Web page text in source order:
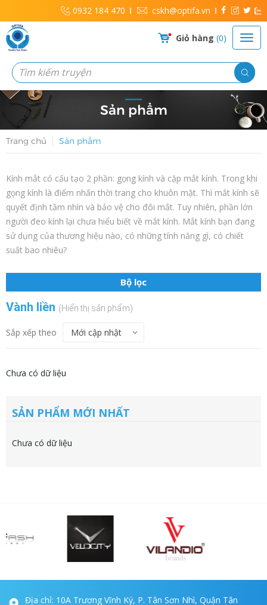
0932 184 470 cskh@optifa.vn
Giỏ hàng 0
Sản phẩm
Trang chủ Sản phẩm
Kính mắt có cấu tạo 2 phần: gọng kính và cặp mắt kính. Trong khi
gọng kính là điểm nhấn thời trang cho khuôn mặt. Thì mắt kính sẽ
quyết định tầm nhìn và bảo vệ cho đôi mắt. Tuy nhiên, phần lớn
người đeo kính lại chưa hiểu biết về mắt kính. Mắt kính bạn đang
sử dụng của thương hiệu nào, có những tính năng gì, có chiết
suất bao nhiêu?
Bộ lọc
Vành liền (Hiển thị sản phẩm)
Sắp xếp theo
Chưa có dữ liệu
SẢN PHẨM MỚI NHẤT
Chưa có dữ liệu
Địa chỉ: 10A Trương Vĩnh Ký, P. Tân Sơn Nhì, Quận Tân